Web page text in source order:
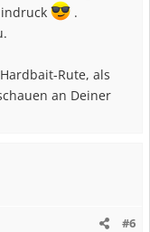
.
Rute, als
an Deiner
#6